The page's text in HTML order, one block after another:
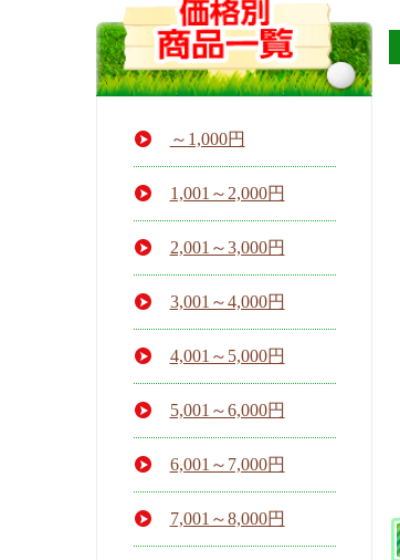
～1,000円
1,001～2,000円
2,001～3,000円
3,001～4,000円
4,001～5,000円
5,001～6,000円
6,001～7,000円
7,001～8,000円